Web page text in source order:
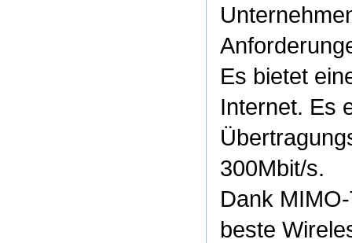
Es bietet
Internet. Es
300Mbit/s.
Dank
beste